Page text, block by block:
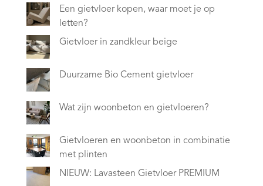
Een gietvloer kopen, waar moet je op
letten?
Gietvloer in zandkleur beige
Duurzame Bio Cement gietvloer
Wat zijn woonbeton en gietvloeren?
Gietvloeren en woonbeton in combinatie
met plinten
NIEUW: Lavasteen Gietvloer PREMIUM